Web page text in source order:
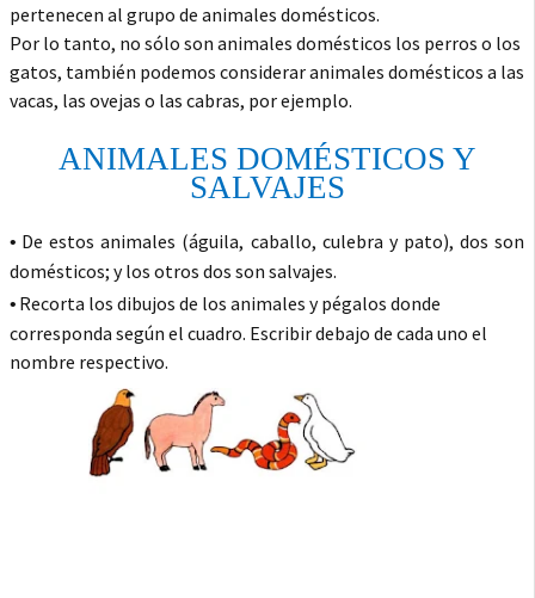
pertenecen al grupo de animales domésticos.
Por lo tanto, no sólo son animales domésticos los perros o los
gatos, también podemos considerar animales domésticos a las
vacas, las ovejas o las cabras, por ejemplo.
ANIMALES DOMÉSTICOS Y
SALVAJES
• De estos animales (águila, caballo, culebra y pato), dos son
domésticos; y los otros dos son salvajes.
• Recorta los dibujos de los animales y pégalos donde
corresponda según el cuadro. Escribir debajo de cada uno el
nombre respectivo.